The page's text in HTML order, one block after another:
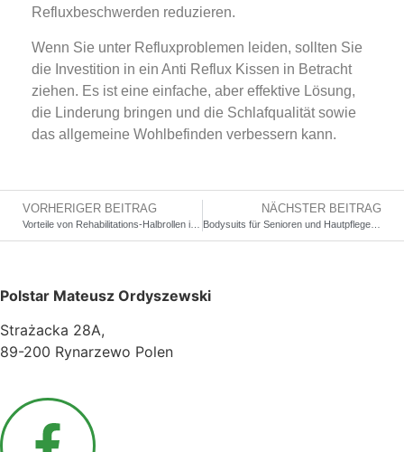
Refluxbeschwerden reduzieren.
Wenn Sie unter Refluxproblemen leiden, sollten Sie
die Investition in ein Anti Reflux Kissen in Betracht
ziehen. Es ist eine einfache, aber effektive Lösung,
die Linderung bringen und die Schlafqualität sowie
das allgemeine Wohlbefinden verbessern kann.
VORHERIGER BEITRAG NÄCHSTER BEITRAG
Bodysuits für Senioren und Hautpflege: Warum Baumwolle die beste Wahl ist
Polstar Mateusz Ordyszewski
Strażacka 28A,
89-200 Rynarzewo Polen